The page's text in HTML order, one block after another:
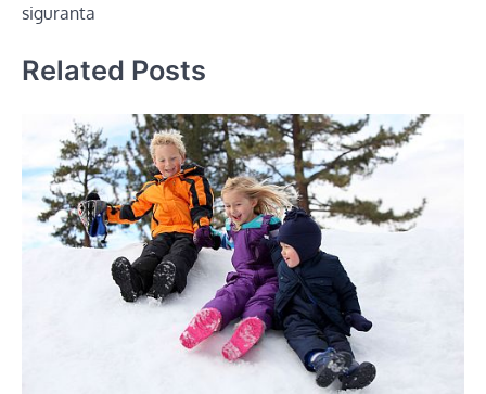
siguranta
Related Posts